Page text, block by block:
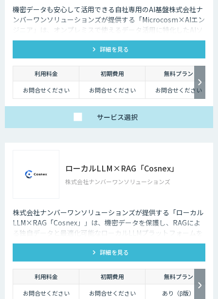
機密データも安心して活用できる自社専用のAI基盤株式会社ナ
ンバーワンソリューションズが提供する「Microcosm×AIエン
ジニア」は、オンプレミスで使えるデータ活用に特化したAIソ
リューションをAIエンジニアが貴社の課題に合わせてカスタマ
イズするサービスです。社内に眠るデータを「会社の資産」と
して生まれ変わらせることができます。
詳細を見る
利用料金 初期費用
無料プラン
お問合せください
お問合せください お問合せください
サービス選択
ローカルLLM×RAG「Cosnex」
株式会社ナンバーワンソリューションズ
株式会社ナンバーワンソリューションズが提供する「ローカル
LLM×RAG「Cosnex」」は、機密データを保護し、RAGによ
る独自データと最適化可能なローカルLLMプラットフォームを
提供。セキュリティを重視したナレッジマネジメント、エンタ
ープライズサーチに最適なAIソリューションです。
詳細を見る
利用料金 初期費用
無料プラン
お問合せください
お問合せください あり（β版）